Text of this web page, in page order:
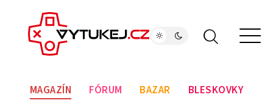
MAGAZÍN FÓRUM BAZAR BLESKOVKY